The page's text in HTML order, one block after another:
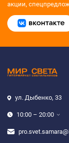
акции,
ул. Дыбенко, 33
10:00 – 20:00